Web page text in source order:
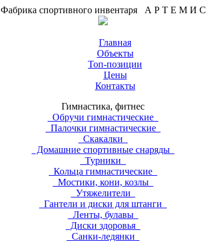
Фабрика спортивного инвентаря А Р Т Е М И С
Главная
Объекты
Топ-позиции
Цены
Контакты
Гимнастика, фитнес
Обручи гимнастические
Палочки гимнастические
Скакалки
Домашние спортивные снаряды
Турники
Кольца гимнастические
Мостики, кони, козлы
Утяжелители
Гантели и диски для штанги
Ленты, булавы
Диски здоровья
Санки-ледянки